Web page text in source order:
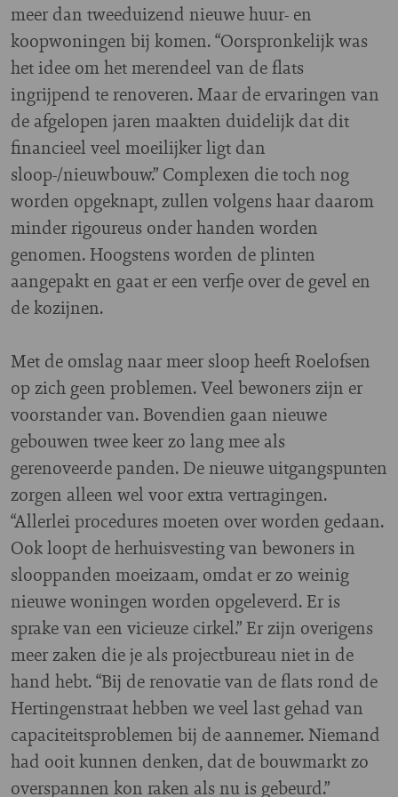
meer dan tweeduizend nieuwe huur- en
koopwoningen bij komen. “Oorspronkelijk was
het idee om het merendeel van de flats
ingrijpend te renoveren. Maar de ervaringen van
de afgelopen jaren maakten duidelijk dat dit
financieel veel moeilijker ligt dan
sloop-/nieuwbouw.” Complexen die toch nog
worden opgeknapt, zullen volgens haar daarom
minder rigoureus onder handen worden
genomen. Hoogstens worden de plinten
aangepakt en gaat er een verfje over de gevel en
de kozijnen.
Met de omslag naar meer sloop heeft Roelofsen
op zich geen problemen. Veel bewoners zijn er
voorstander van. Bovendien gaan nieuwe
gebouwen twee keer zo lang mee als
gerenoveerde panden. De nieuwe uitgangspunten
zorgen alleen wel voor extra vertragingen.
“Allerlei procedures moeten over worden gedaan.
Ook loopt de herhuisvesting van bewoners in
slooppanden moeizaam, omdat er zo weinig
nieuwe woningen worden opgeleverd. Er is
sprake van een vicieuze cirkel.” Er zijn overigens
meer zaken die je als projectbureau niet in de
hand hebt. “Bij de renovatie van de flats rond de
Hertingenstraat hebben we veel last gehad van
capaciteitsproblemen bij de aannemer. Niemand
had ooit kunnen denken, dat de bouwmarkt zo
overspannen kon raken als nu is gebeurd.”